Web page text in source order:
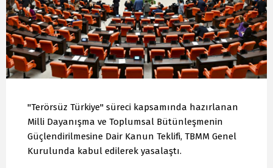
"Terörsüz Türkiye" süreci kapsamında hazırlanan
Milli Dayanışma ve Toplumsal Bütünleşmenin
Güçlendirilmesine Dair Kanun Teklifi, TBMM Genel
Kurulunda kabul edilerek yasalaştı.